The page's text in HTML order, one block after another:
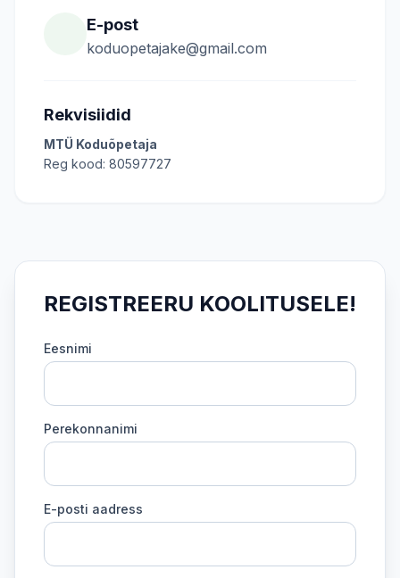
E-post
koduopetajake@gmail.com
Rekvisiidid
MTÜ Koduõpetaja
Reg kood: 80597727
REGISTREERU KOOLITUSELE!
Eesnimi
Perekonnanimi
E-posti aadress